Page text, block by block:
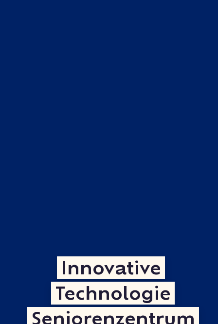
Innovative
Technologie
Seniorenzentrum